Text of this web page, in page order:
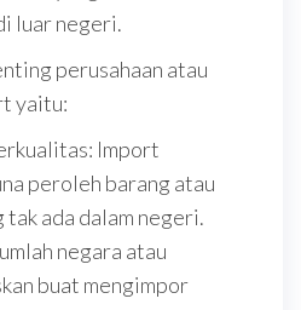
luar negeri.
perusahaan atau
yaitu:
Import
peroleh barang atau
ada dalam negeri.
negara atau
buat mengimpor